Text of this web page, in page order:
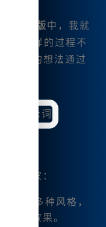
中文版中，我就
。这.样的过程不
到我的想法通过
。
议大家：
支持多种风格，
喜的效果。